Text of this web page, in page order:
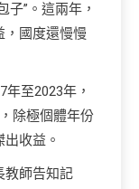
子”。這兩年，
，國度還慢慢
至2023年，
除極個體年份
收益。
教師告知記